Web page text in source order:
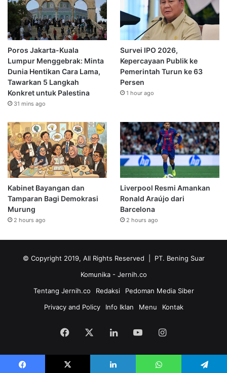
Poros Jakarta-Kuala
Lumpur Menggebrak: Minta
Dunia Hentikan Cara Lama,
Tawarkan 5 Langkah
Konkret untuk Palestina
31 mins ago
Survei IPO 2026,
Kepercayaan Publik ke
Pemerintah Turun ke 63
Persen
1 hour ago
Kabinet Bayangan dan
Tamparan Bagi Demokrasi
Murung
2 hours ago
Liverpool Resmi Amankan
Ronald Araújo dari
Barcelona
2 hours ago
© Copyright 2019, All Rights Reserved | PT. Bening Suar
Komunika - Jernih.co
Tentang Jernih.co
Redaksi
Pedoman Media Siber
Privacy and Policy
Info Iklan Menu Kontak
Facebook LinkedInYouTubeInstagram